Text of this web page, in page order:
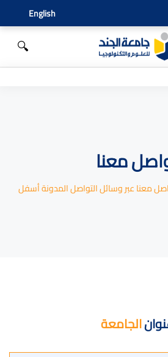
English
🔍
معنا
معنا عبر وسائل التواصل المدونة أسفل
الجامعة